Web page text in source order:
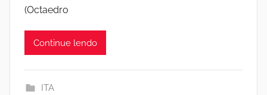
(Octaedro
Continue lendo
ITA